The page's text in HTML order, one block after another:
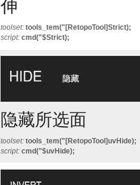
伸
toolset: tools_tem("[RetopoTool]Strict);
script: cmd("$Strict);
隐藏
隐藏所选面
toolset: tools_tem("[RetopoTool]uvHide);
script: cmd("$uvHide);